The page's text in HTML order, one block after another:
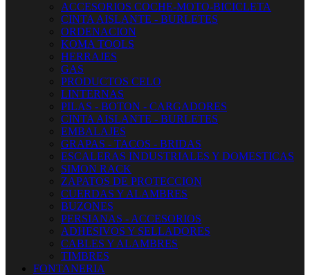
ACCESORIOS COCHE-MOTO-BICICLETA
CINTA AISLANTE - BURLETES
ORDENACION
KOMA TOOLS
HERRAJES
GAS
PRODUCTOS CELO
LINTERNAS
PILAS - BOTON - CARGADORES
CINTA AISLANTE - BURLETES
EMBALAJES
GRAPAS - TACOS - BRIDAS
ESCALERAS INDUSTRIALES Y DOMESTICAS
SIMON RACK
ZAPATOS DE PROTECCION
CUERDAS Y ALAMBRES
BUZONES
PERSIANAS - ACCESORIOS
ADHESIVOS Y SELLADORES
CABLES Y ALAMBRES
TIMBRES
FONTANERIA